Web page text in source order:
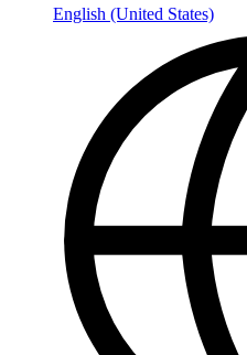
English (United States)